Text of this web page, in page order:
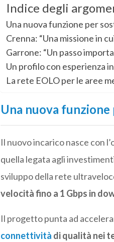
Indice degli
Una nuova funzione per
Crenna: “Una missione in
Garrone: “Un passo
Un profilo con esperienza
La rete EOLO per le aree
Una nuova
Il nuovo incarico nasce con
quella legata agli
sviluppo della rete
velocità fino a 1 Gbps in
Il progetto punta ad
connettività di qualità nei